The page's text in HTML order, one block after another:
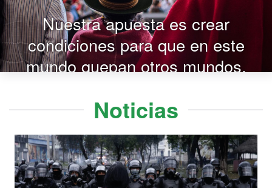
El compromiso con la vida
empieza con las pequeñas
tareas… investigar, actuar,
transformar…
INSCRÍBETE
Noticias